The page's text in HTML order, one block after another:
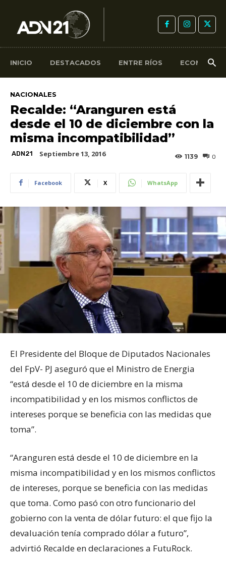
INICIO DESTACADOS ENTRE RÍOS ECONOMÍA
NACIONALES
Recalde: “Aranguren está
desde el 10 de diciembre con la
misma incompatibilidad”
ADN21 Septiembre 13, 2016 0
1139
Facebook X WhatsApp
El Presidente del Bloque de Diputados Nacionales
del FpV- PJ aseguró que el Ministro de Energia
“está desde el 10 de diciembre en la misma
incompatibilidad y en los mismos conflictos de
intereses porque se beneficia con las medidas que
toma”.
“Aranguren está desde el 10 de diciembre en la
misma incompatibilidad y en los mismos conflictos
de intereses, porque se beneficia con las medidas
que toma. Como pasó con otro funcionario del
gobierno con la venta de dólar futuro: el que fijo la
devaluación tenía comprado dólar a futuro”,
advirtió Recalde en declaraciones a FutuRock.